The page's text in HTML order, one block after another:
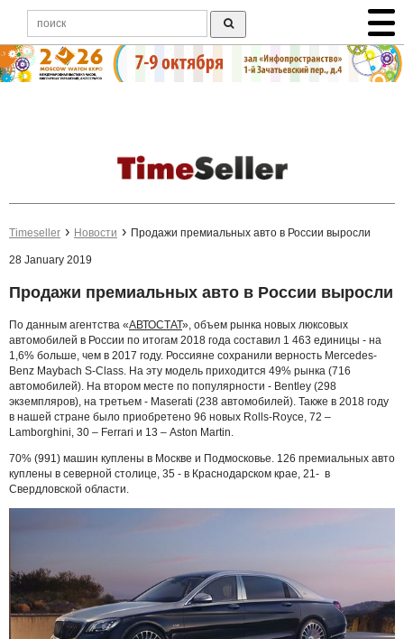
Timeseller Новости Продажи премиальных авто в России выросли
28 January 2019
Продажи премиальных авто в России выросли
По данным агентства «АВТОСТАТ», объем рынка новых люксовых
автомобилей в России по итогам 2018 года составил 1 463 единицы - на
1,6% больше, чем в 2017 году. Россияне сохранили верность Mercedes-
Benz Maybach S-Class. На эту модель приходится 49% рынка (716
автомобилей). На втором месте по популярности - Bentley (298
экземпляров), на третьем - Maserati (238 автомобилей). Также в 2018 году
в нашей стране было приобретено 96 новых Rolls-Royce, 72 –
Lamborghini, 30 – Ferrari и 13 – Aston Martin.
70% (991) машин куплены в Москве и Подмосковье. 126 премиальных авто
куплены в северной столице, 35 - в Краснодарском крае, 21- в
Свердловской области.